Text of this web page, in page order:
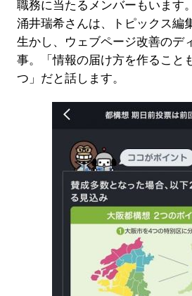
職務に当たるメンバーもいます
涌井瑞希さんは、トピックス編
生かし、ウェブページ改善のデ
事。「情報の届け方を作ること
つ」だと話します。